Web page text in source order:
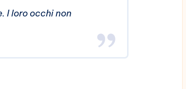
I loro occhi non